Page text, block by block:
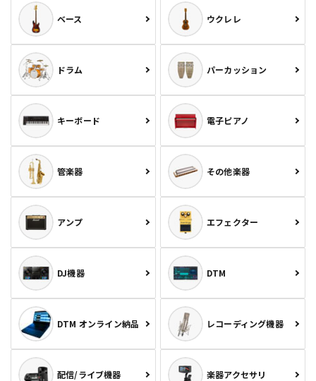
ベース ウクレレ
ドラム パーカッション
キーボード 電子ピアノ
管楽器 その他楽器
アンプ エフェクター
DJ機器 DTM
DTM オンライン納品 レコーディング機器
配信/ライブ機器 楽器アクセサリ